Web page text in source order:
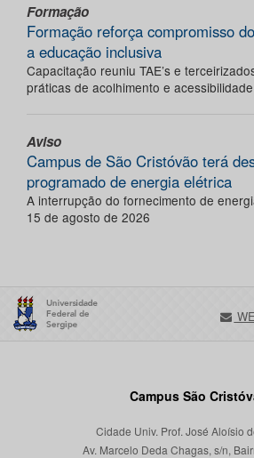
Formação
Formação reforça compromisso
a educação inclusiva
Capacitação reuniu TAE’s e
práticas de acolhimento e acessibilidade
Aviso
Campus de São Cristóvão terá
programado de energia elétrica
A interrupção do fornecimento de
15 de agosto de 2026
Campus São
Cidade Univ. Prof. José Aloísio
Av. Marcelo Deda Chagas, s/n,